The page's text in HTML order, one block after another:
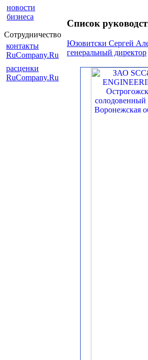
новости
бизнеса
Сотрудничество
контакты
RuCompany.Ru
расценки
RuCompany.Ru
Список
Юзовитски Сергей
генеральный директор